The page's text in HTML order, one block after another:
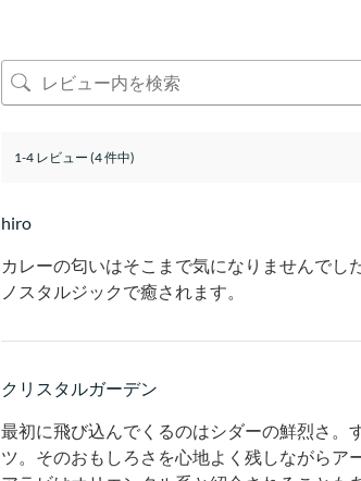
1-4 レビュー (4 件中)
hiro
カレーの匂いはそこまで気になりませんでした
ノスタルジックで癒されます。
クリスタルガーデン
最初に飛び込んでくるのはシダーの鮮烈さ。
ツ。そのおもしろさを心地よく残しながらア